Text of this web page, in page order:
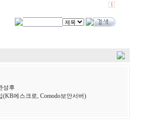
1
성후
(KB에스크로, Comodo보안서버)